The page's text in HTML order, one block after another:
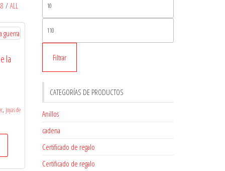
/ ALL
la
, Joyas de
mínimo
máximo
Filtrar
CATEGORÍAS DE PRODUCTOS
Anillos
cadena
Certificado de regalo
Certificado de regalo